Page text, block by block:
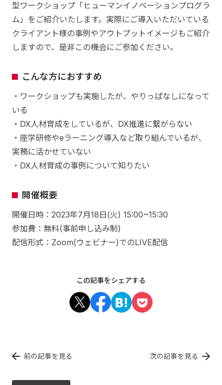
型ワークショップ「ヒューマンイノベーションプログラ
ム」をご紹介いたします。実際にご導入いただいている
クライアント様の事例やアウトプットイメージもご紹介
しますので、是非この機会にご参加ください。
こんな方におすすめ
・ワークショップも実施したが、やりっぱなしになって
いる
・DX人材育成をしているが、DX推進に繋がらない
・座学研修やeラーニング導入など取り組んでいるが、
実務に活かせていない
・DX人材育成の事例について知りたい
開催概要
開催日時：2023年7月18日(火) 15:00~15:30
参加費：無料(事前申し込み制)
配信形式：Zoom(ウェビナー)でのLIVE配信
この記事をシェアする
前の記事を見る 次の記事を見る